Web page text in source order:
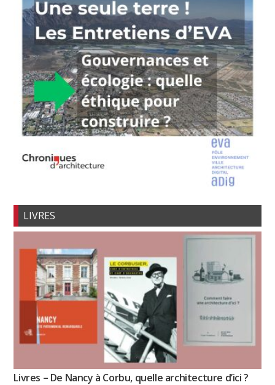
LIVRES
Livres – De Nancy à Corbu, quelle architecture d’ici ?